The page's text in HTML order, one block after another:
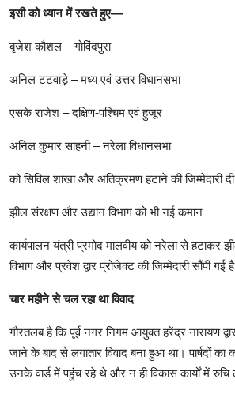
इसी को ध्यान में रखते हुए—
बृजेश कौशल – गोविंदपुरा
अनिल टटवाड़े – मध्य एवं उत्तर विधानसभा
एसके राजेश – दक्षिण-पश्चिम एवं हुजूर
अनिल कुमार साहनी – नरेला विधानसभा
को सिविल शाखा और अतिक्रमण हटाने की जिम्मेदारी
झील संरक्षण और उद्यान विभाग को भी नई कमान
कार्यपालन यंत्री प्रमोद मालवीय को नरेला से हटाकर
विभाग और प्रवेश द्वार प्रोजेक्ट की जिम्मेदारी सौंपी गई
चार महीने से चल रहा था विवाद
गौरतलब है कि पूर्व नगर निगम आयुक्त हरेंद्र नारायण
जाने के बाद से लगातार विवाद बना हुआ था। पार्षदों का
उनके वार्ड में पहुंच रहे थे और न ही विकास कार्यों में